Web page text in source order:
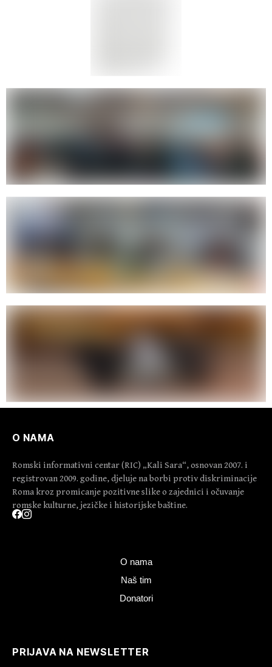
O NAMA
Romski informativni centar (RIC) „Kali Sara“, osnovan 2007. i
registrovan 2009. godine, djeluje na borbi protiv diskriminacije
Roma kroz promicanje pozitivne slike o zajednici i očuvanje
romske kulturne, jezičke i historijske baštine.
O nama
Naš tim
Donatori
PRIJAVA NA NEWSLETTER